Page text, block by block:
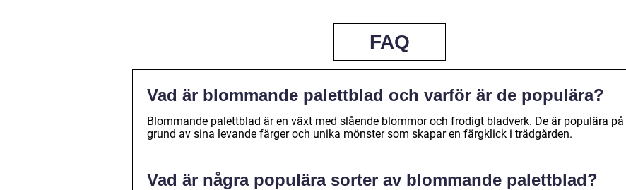
FAQ
Vad är blommande palettblad och varför är de populära?
Blommande palettblad är en växt med slående blommor och frodigt bladverk. De är populära på
grund av sina levande färger och unika mönster som skapar en färgklick i trädgården.
Vad är några populära sorter av blommande palettblad?